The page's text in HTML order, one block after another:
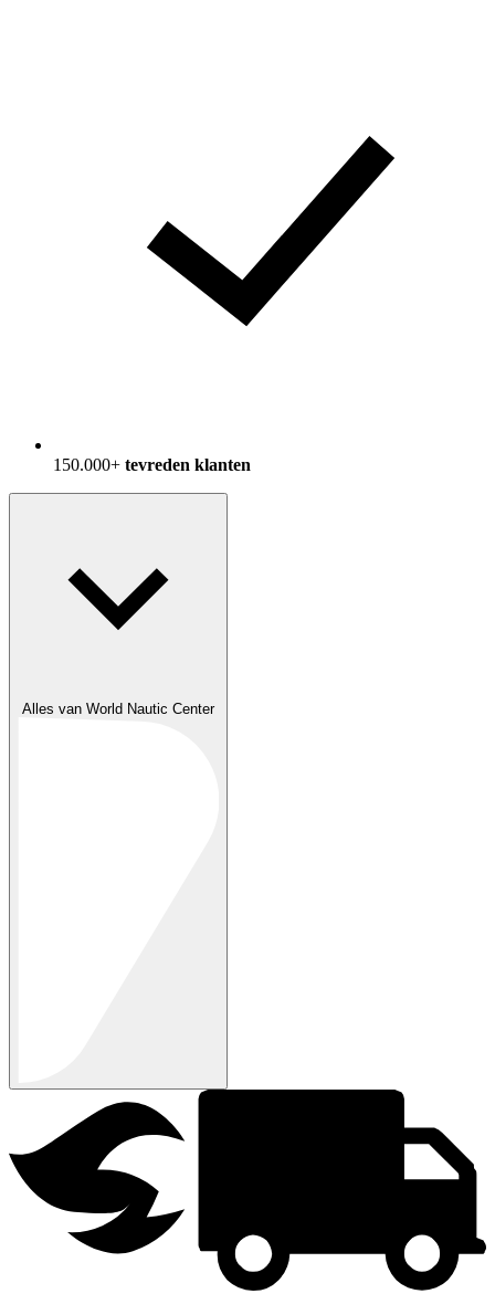
150.000+ tevreden klanten
Alles van World Nautic Center